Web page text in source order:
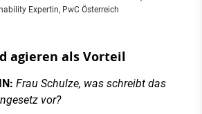
Expertin, PwC Österreich
agieren als Vorteil
Frau Schulze, was schreibt das
vor?